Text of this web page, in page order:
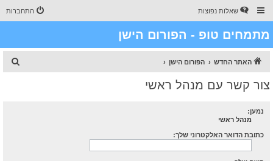
שאלות נפוצות התחברות
מתמחים טופ - הפורום הישן
האתר החדש הפורום הישן
צור קשר עם מנהל ראשי
נמען:
מנהל ראשי
כתובת הדואר האלקטרוני שלך: